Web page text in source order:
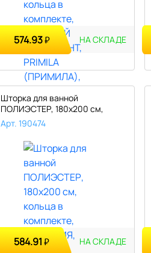
574.93₽ НА СКЛАДЕ
Шторка для ванной
ПОЛИЭСТЕР, 180х200 см,
кольца в компл..
Арт. 190474
584.91₽ НА СКЛАДЕ